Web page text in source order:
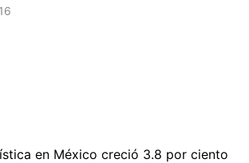
en México creció 3.8 por ciento